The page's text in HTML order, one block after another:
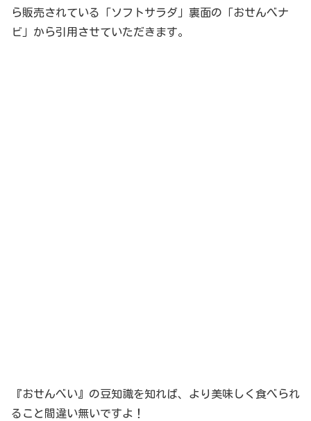
ら販売されている「ソフトサラダ」裏面の「おせんべナ
ビ」から引用させていただきます。
『おせんべい』の豆知識を知れば、より美味しく食べられ
ること間違い無いですよ！